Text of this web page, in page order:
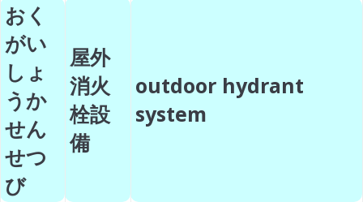
おく
がい
しょ
うか
せん
せつ
び
屋外
消火
栓設
備
outdoor hydrant
system